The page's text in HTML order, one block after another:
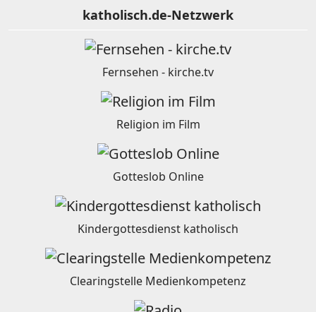
katholisch.de-Netzwerk
Fernsehen - kirche.tv
Religion im Film
Gotteslob Online
Kindergottesdienst katholisch
Clearingstelle Medienkompetenz